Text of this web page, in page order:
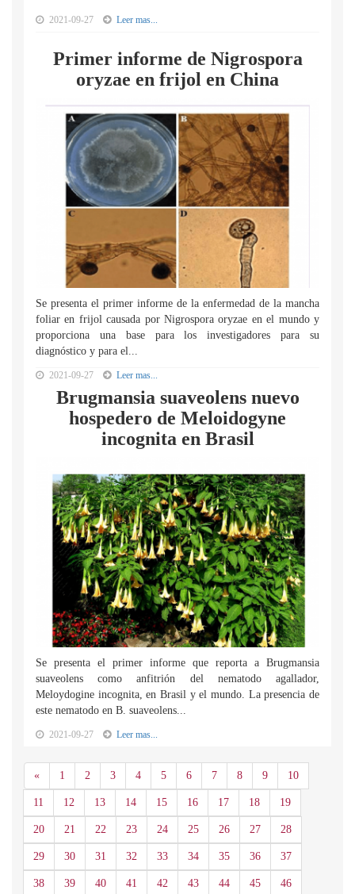
2021-09-27 Leer mas...
Primer informe de Nigrospora
oryzae en frijol en China
Se presenta el primer informe de la enfermedad de la mancha
foliar en frijol causada por Nigrospora oryzae en el mundo y
proporciona una base para los investigadores para su
diagnóstico y para el...
2021-09-27 Leer mas...
Brugmansia suaveolens nuevo
hospedero de Meloidogyne
incognita en Brasil
Se presenta el primer informe que reporta a Brugmansia
suaveolens como anfitrión del nematodo agallador,
Meloydogine incognita, en Brasil y el mundo. La presencia de
este nematodo en B. suaveolens...
2021-09-27 Leer mas...
«Anterior
1 2 3 4 5 6 7 8 9 10
11 12 13 14 15 16 17 18 19
20 21 22 23 24 25 26 27 28
29 30 31 32 33 34 35 36 37
38 39 40 41 42 43 44 45 46